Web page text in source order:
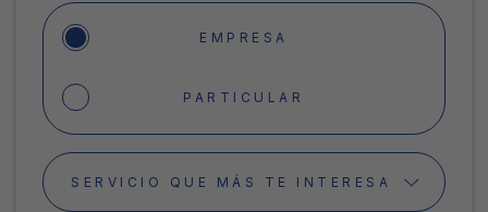
¿DÓNDE
SE
LA
INSTALACIÓN?
EMPRESA
PARTICULAR
Servicio